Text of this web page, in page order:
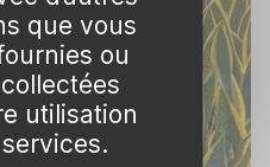
souvent
lui conférant
que vous
ou
utilisation